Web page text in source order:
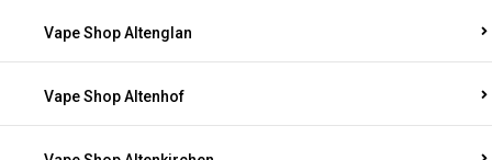
Vape Shop Altenglan
Vape Shop Altenhof